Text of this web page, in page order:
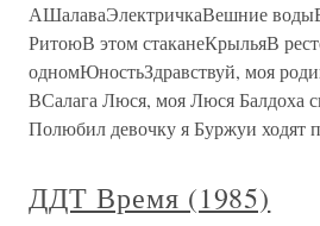
АШалаваЭлектричкаВешние
РитоюВ этом стаканеКрыльяВ
одномЮностьЗдравствуй, моя
ВСалага Люся, моя Люся Балдоха
Полюбил девочку я Буржуи ходят
ДДТ Время (1985)